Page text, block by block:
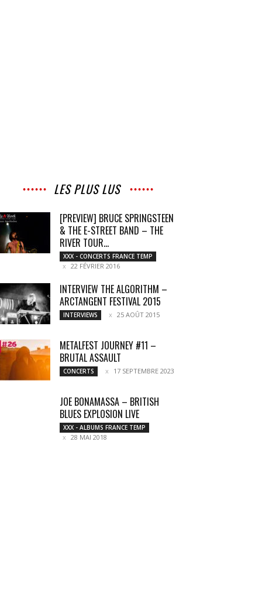
LES PLUS LUS
[PREVIEW] BRUCE SPRINGSTEEN
& THE E-STREET BAND – THE
RIVER TOUR...
XXX - CONCERTS FRANCE TEMP
22 FÉVRIER 2016
INTERVIEW THE ALGORITHM –
ARCTANGENT FESTIVAL 2015
INTERVIEWS 25 AOÛT 2015
METALFEST JOURNEY #11 –
BRUTAL ASSAULT
CONCERTS 17 SEPTEMBRE 2023
JOE BONAMASSA – BRITISH
BLUES EXPLOSION LIVE
XXX - ALBUMS FRANCE TEMP
28 MAI 2018